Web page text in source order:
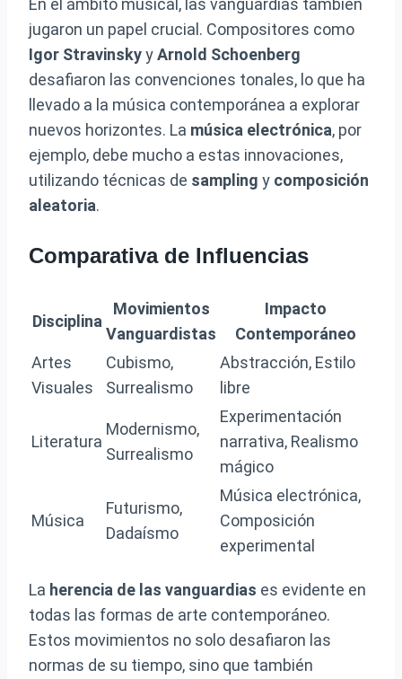
En el ámbito musical, las vanguardias también
jugaron un papel crucial. Compositores como
Igor StravinskyyArnold Schoenberg
desafiaron las convenciones tonales, lo que ha
llevado a la música contemporánea a explorar
nuevos horizontes. La música electrónica, por
ejemplo, debe mucho a estas innovaciones,
utilizando técnicas de sampling y composición
aleatoria.
Comparativa de Influencias
Disciplina
Movimientos
Vanguardistas
Impacto
Contemporáneo
Artes
Visuales
Cubismo,
Surrealismo
Abstracción, Estilo
libre
Literatura
Modernismo,
Surrealismo
Experimentación
narrativa, Realismo
mágico
Música
Futurismo,
Dadaísmo
Música electrónica,
Composición
experimental
La herencia de las vanguardias es evidente en
todas las formas de arte contemporáneo.
Estos movimientos no solo desafiaron las
normas de su tiempo, sino que también